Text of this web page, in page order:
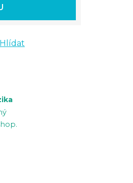
Hlídat